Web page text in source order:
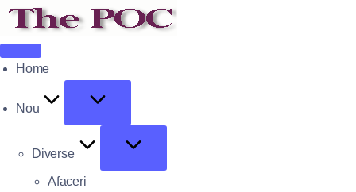
Home
Nou
Diverse
Afaceri